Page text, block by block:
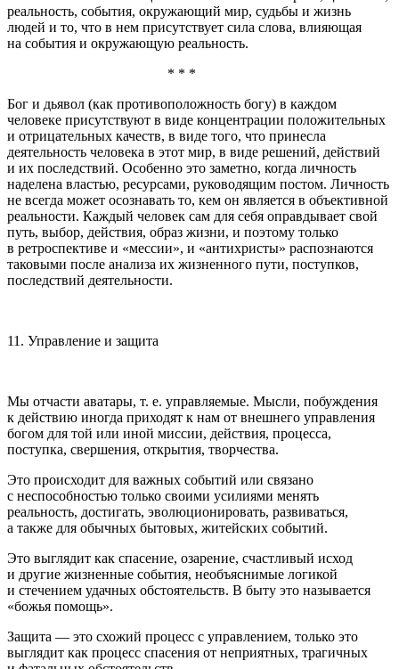
реальность, события, окружающий мир, судьбы и жизнь
людей и то, что в нем присутствует сила слова, влияющая
на события и окружающую реальность.
* * *
Бог и дьявол (как противоположность богу) в каждом
человеке присутствуют в виде концентрации положительных
и отрицательных качеств, в виде того, что принесла
деятельность человека в этот мир, в виде решений, действий
и их последствий. Особенно это заметно, когда личность
наделена властью, ресурсами, руководящим постом. Личность
не всегда может осознавать то, кем он является в объективной
реальности. Каждый человек сам для себя оправдывает свой
путь, выбор, действия, образ жизни, и поэтому только
в ретроспективе и «мессии», и «антихристы» распознаются
таковыми после анализа их жизненного пути, поступков,
последствий деятельности.
11. Управление и защита
Мы отчасти аватары, т. е. управляемые. Мысли, побуждения
к действию иногда приходят к нам от внешнего управления
богом для той или иной миссии, действия, процесса,
поступка, свершения, открытия, творчества.
Это происходит для важных событий или связано
с неспособностью только своими усилиями менять
реальность, достигать, эволюционировать, развиваться,
а также для обычных бытовых, житейских событий.
Это выглядит как спасение, озарение, счастливый исход
и другие жизненные события, необъяснимые логикой
и стечением удачных обстоятельств. В быту это называется
«божья помощь».
Защита — это схожий процесс с управлением, только это
выглядит как процесс спасения от неприятных, трагичных